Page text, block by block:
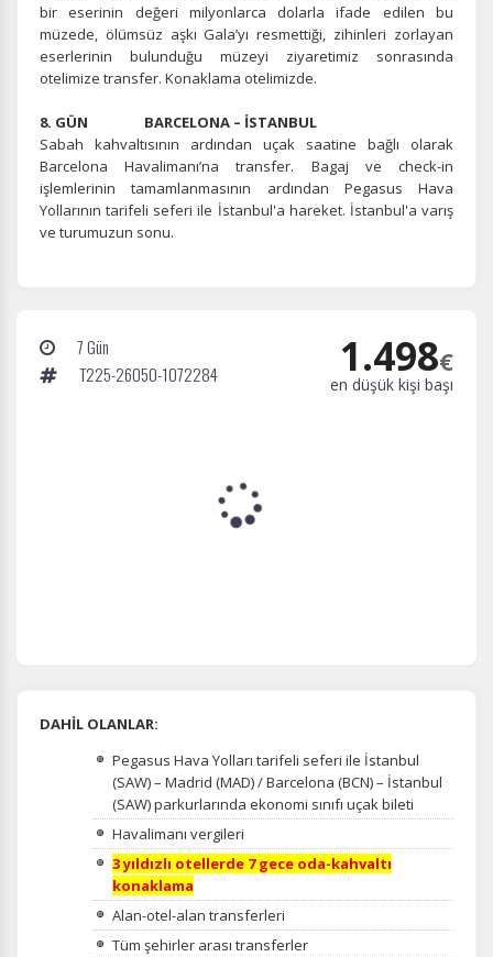
bir eserinin değeri milyonlarca dolarla ifade edilen bu
müzede, ölümsüz aşkı Gala’yı resmettiği, zihinleri zorlayan
eserlerinin bulunduğu müzeyi ziyaretimiz sonrasında
otelimize transfer. Konaklama otelimizde.
8. GÜN BARCELONA – İSTANBUL
Sabah kahvaltısının ardından uçak saatine bağlı olarak
Barcelona Havalimanı’na transfer. Bagaj ve check-in
işlemlerinin tamamlanmasının ardından Pegasus Hava
Yollarının tarifeli seferi ile İstanbul'a hareket. İstanbul'a varış
ve turumuzun sonu.
7 Gün
T225-26050-1072284
1.498€
en düşük kişi başı
DAHİL OLANLAR:
Pegasus Hava Yolları tarifeli seferi ile İstanbul
(SAW) – Madrid (MAD) / Barcelona (BCN) – İstanbul
(SAW) parkurlarında ekonomi sınıfı uçak bileti
Havalimanı vergileri
3 yıldızlı otellerde 7 gece oda-kahvaltı
konaklama
Alan-otel-alan transferleri
Tüm şehirler arası transferler